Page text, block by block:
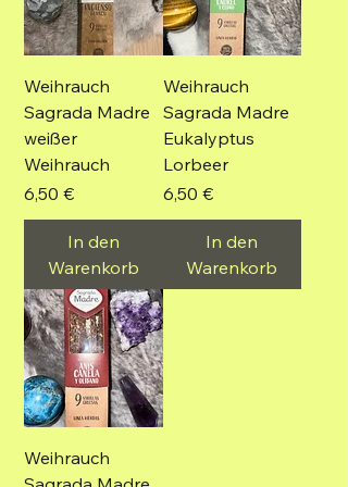
Weihrauch
Sagrada Madre
weißer
Weihrauch
Preis
6,50 €
In den
Warenkorb
Weihrauch
Sagrada Madre
Eukalyptus
Lorbeer
Preis
6,50 €
In den
Warenkorb
Weihrauch